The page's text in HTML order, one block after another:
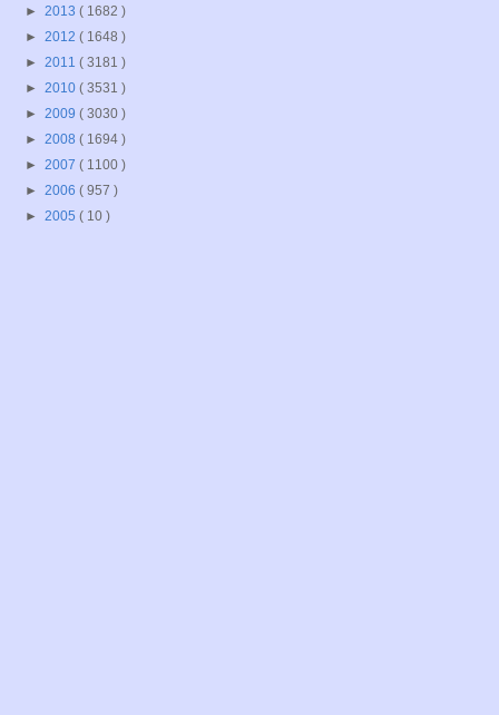
► 2013 ( 1682 )
► 2012 ( 1648 )
► 2011 ( 3181 )
► 2010 ( 3531 )
► 2009 ( 3030 )
► 2008 ( 1694 )
► 2007 ( 1100 )
► 2006 ( 957 )
► 2005 ( 10 )